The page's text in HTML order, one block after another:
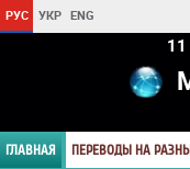
РУС УКР ENG
ГЛАВНАЯ ПЕРЕВОДЫ НА